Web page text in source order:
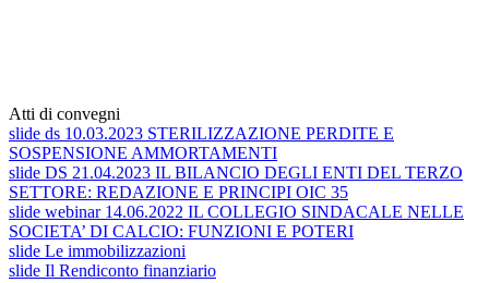
Atti di convegni
slide ds 10.03.2023 STERILIZZAZIONE PERDITE E
SOSPENSIONE AMMORTAMENTI
slide DS 21.04.2023 IL BILANCIO DEGLI ENTI DEL TERZO
SETTORE: REDAZIONE E PRINCIPI OIC 35
slide webinar 14.06.2022 IL COLLEGIO SINDACALE NELLE
SOCIETA’ DI CALCIO: FUNZIONI E POTERI
slide Le immobilizzazioni
slide Il Rendiconto finanziario